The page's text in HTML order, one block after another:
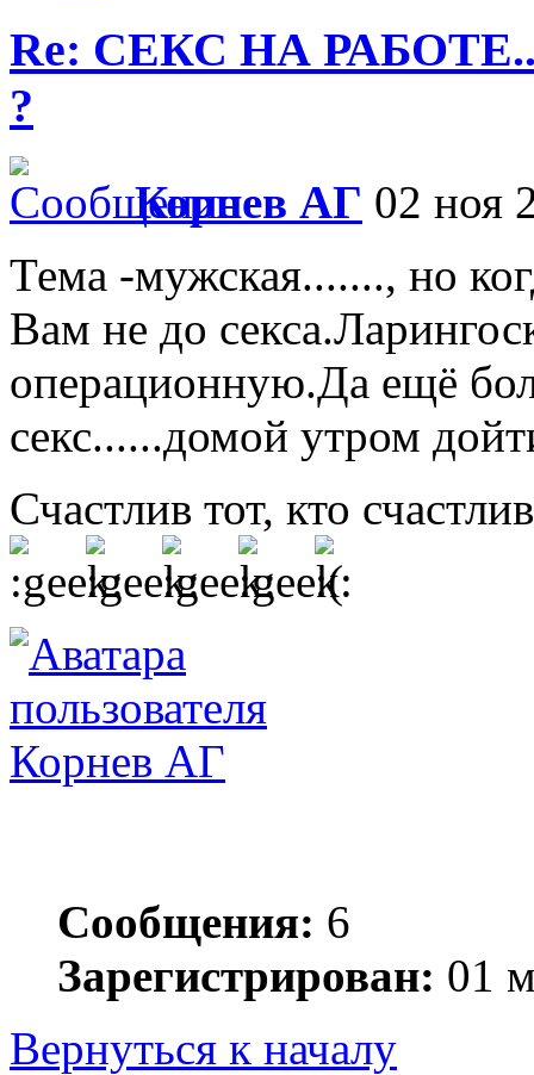
Re: СЕКС НА
?
Корнев АГ 02 ноя
Тема -мужская......., но
Вам не до
операционную.Да ещё
секс......домой утром
Счастлив тот, кто
Корнев АГ
Сообщения: 6
Зарегистрирован: 01
Вернуться к началу